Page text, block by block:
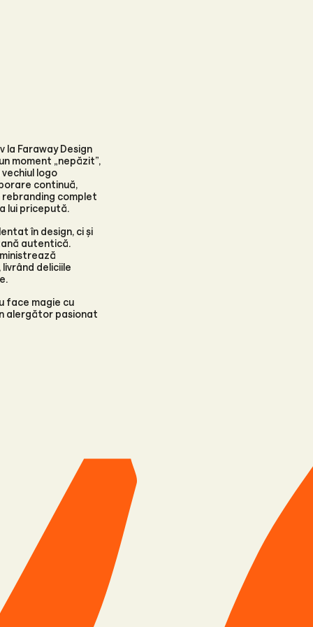
Faraway Design
moment „nepăzit”,
logo
continuă,
rebranding complet
lui pricepută.
în design, ci și
autentică.
deliciile
face magie cu
alergător pasionat